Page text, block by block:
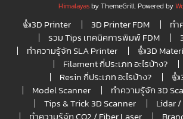
Himalayasby ThemeGrill. Powered by
👍3D Printer 3D Printer FDM
ทำ
รวม Tips เทคนิคการพิมพ์ FDM
ทำความรู้จัก SLA Printer
👍3D
Filament กี่ประเภท อะไรบ้าง?
Resin กี่ประเภท อะไรบ้าง?
Model Scanner
ทำความรู้จัก 3D
Tips & Trick 3D Scanner
Lidar